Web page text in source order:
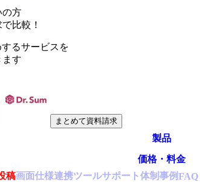
の方
比較！
るサービスを
ます
まとめて資料請求
製品
価格・料金
稿画面仕様連携ツールサポート体制 事例FAQ